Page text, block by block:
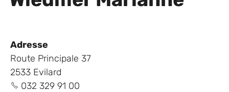
Adresse
Route Principale 37
2533 Evilard
032 329 91 00